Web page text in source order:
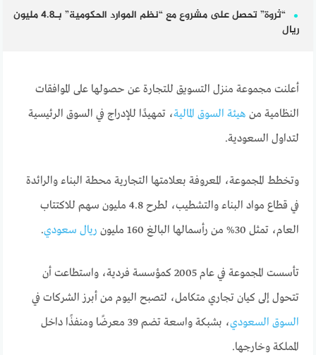
“ثروة” تحصل على مشروع مع “نظم الموارد الحكومية” بـ4.8 مليون
ريال
أعلنت مجموعة منزل التسويق للتجارة عن حصولها على الموافقات
النظامية من هيئة السوق المالية، تمهيدًا للإدراج في السوق الرئيسية
لتداول السعودية.
وتخطط المجموعة، المعروفة بعلامتها التجارية محطة البناء والرائدة
في قطاع مواد البناء والتشطيب، لطرح 4.8 مليون سهم للاكتتاب
العام، تمثل 30% من رأسمالها البالغ 160 مليون
ريال سعودي.
تأسست المجموعة في عام 2005 كمؤسسة فردية، واستطاعت أن
تتحول إلى كيان تجاري متكامل، لتصبح اليوم من أبرز الشركات في
السوق السعودي
، بشبكة واسعة تضم 39 معرضًا ومنفذًا داخل
المملكة وخارجها.